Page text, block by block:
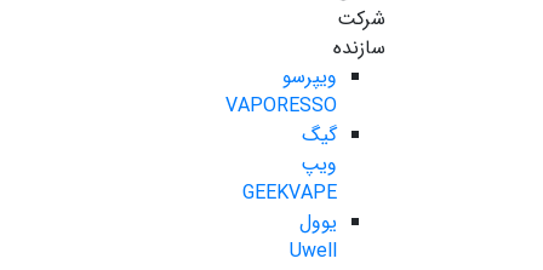
شرکت
سازنده
ویپرسو
VAPORESSO
گیگ
ویپ
GEEKVAPE
یوول
Uwell